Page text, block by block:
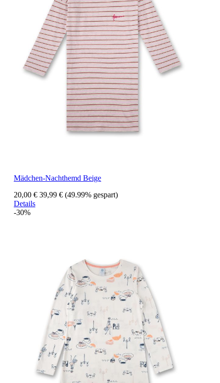
Mädchen-Nachthemd Beige
20,00 € 39,99 € (49.99% gespart)
Details
-30%